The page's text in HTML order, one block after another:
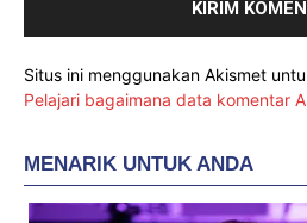
Situs ini menggunakan Akismet
Pelajari bagaimana data komentar